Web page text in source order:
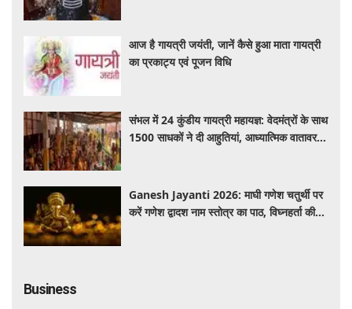
आज है गायत्री जयंती, जानें कैसे हुआ माता गायत्री
का प्रकाट्य एवं पूजन विधि
संभल में 24 कुंडीय गायत्री महायज्ञ: वेदमंत्रों के साथ
1500 साधकों ने दी आहुतियां, आध्यात्मिक वातावरण
Ganesh Jayanti 2026: माघी गणेश चतुर्थी पर
करें गणेश द्वादश नाम स्तोत्र का पाठ, विघ्नहर्ता की
Business